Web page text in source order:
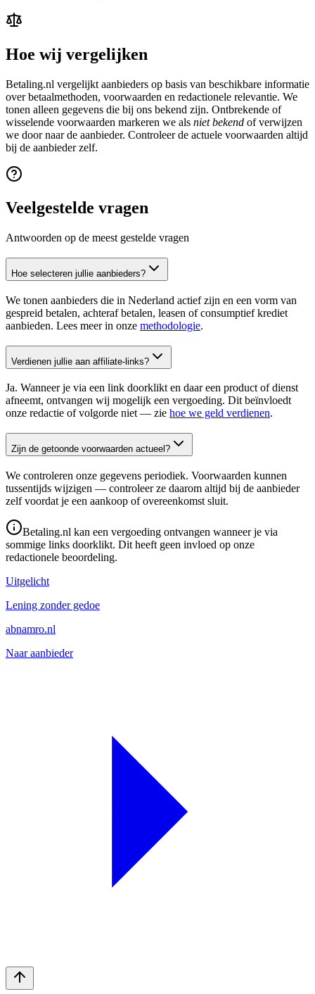
Hoe wij vergelijken
Betaling.nl vergelijkt aanbieders op basis van beschikbare informatie
over betaalmethoden, voorwaarden en redactionele relevantie. We
tonen alleen gegevens die bij ons bekend zijn. Ontbrekende of
wisselende voorwaarden markeren we als niet bekend of verwijzen
we door naar de aanbieder. Controleer de actuele voorwaarden altijd
bij de aanbieder zelf.
Veelgestelde vragen
Antwoorden op de meest gestelde vragen
Hoe selecteren jullie aanbieders?
We tonen aanbieders die in Nederland actief zijn en een vorm van
gespreid betalen, achteraf betalen, leasen of consumptief krediet
aanbieden. Lees meer in onze methodologie.
Verdienen jullie aan affiliate-links?
Ja. Wanneer je via een link doorklikt en daar een product of dienst
afneemt, ontvangen wij mogelijk een vergoeding. Dit beïnvloedt
onze redactie of volgorde niet — zie hoe we geld verdienen.
Zijn de getoonde voorwaarden actueel?
We controleren onze gegevens periodiek. Voorwaarden kunnen
tussentijds wijzigen — controleer ze daarom altijd bij de aanbieder
zelf voordat je een aankoop of overeenkomst sluit.
Betaling.nl kan een vergoeding ontvangen wanneer je via
sommige links doorklikt. Dit heeft geen invloed op onze
redactionele beoordeling.
Uitgelicht
Lening zonder gedoe
abnamro.nl
Naar aanbieder